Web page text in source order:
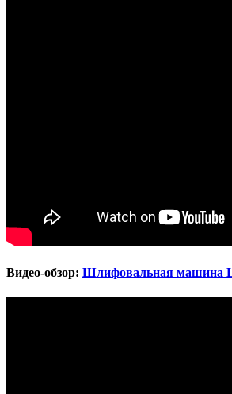
Видео-обзор: Шлифовальная машина